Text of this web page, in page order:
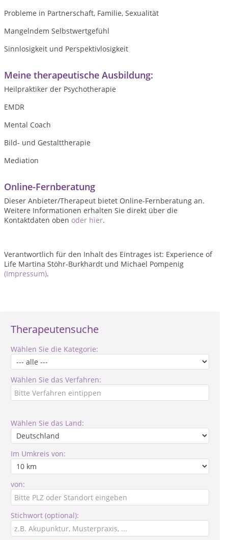
Therapeutensuche
Wählen Sie die Kategorie:
Wählen Sie das Verfahren:
Wählen Sie das Land:
Im Umkreis von:
von:
Stichwort (optional):
Probleme in Partnerschaft, Familie, Sexualität
Mangelndem Selbstwertgefühl
Sinnlosigkeit und Perspektivlosigkeit
Meine therapeutische Ausbildung:
Heilpraktiker der Psychotherapie
EMDR
Mental Coach
Bild- und Gestalttherapie
Mediation
Online-Fernberatung
Dieser Anbieter/Therapeut bietet Online-Fernberatung an.
Weitere Informationen erhalten Sie direkt über die
Kontaktdaten oben oder hier.
Verantwortlich für den Inhalt des Eintrages ist: Experience of
Life Martina Stöhr-Burkhardt und Michael Pompenig
(Impressum).